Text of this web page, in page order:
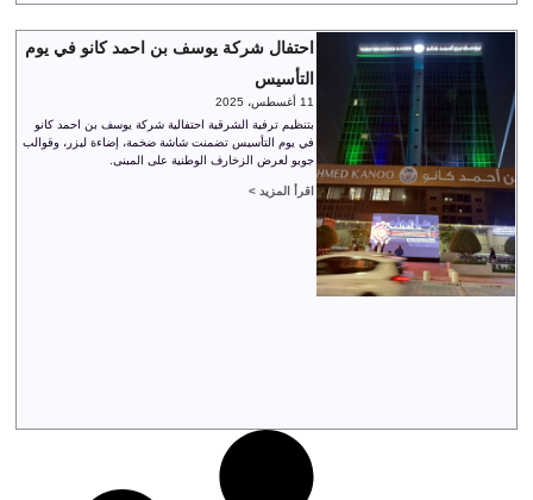
احتفال شركة يوسف بن احمد كانو في يوم
التأسيس
11 أغسطس، 2025
بتنظيم ترفية الشرقية احتفالية شركة يوسف بن احمد كانو
في يوم التأسيس تضمنت شاشة ضخمة، إضاءة ليزر، وقوالب
جوبو لعرض الزخارف الوطنية على المبنى.
اقرأ المزيد >